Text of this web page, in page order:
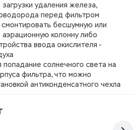
загрузки удаления железа,
перед фильтром
бесшумную или
колонну либо
ввода окислителя -
попадание солнечного света на
фильтра, что можно
антиконденсатного чехла